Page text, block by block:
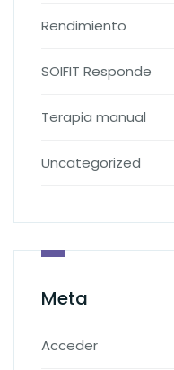
Rendimiento
SOIFIT Responde
Terapia manual
Uncategorized
Meta
Acceder